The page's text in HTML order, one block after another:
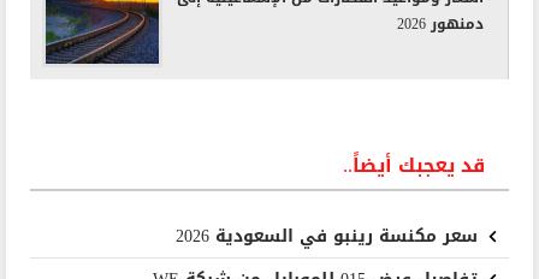
أسعار ومواعيد القطارات من الإسماعيلية إلى
دمنهور 2026
قد يعجبك أيضاً..
سعر مكنسة رينبو في السعودية 2026